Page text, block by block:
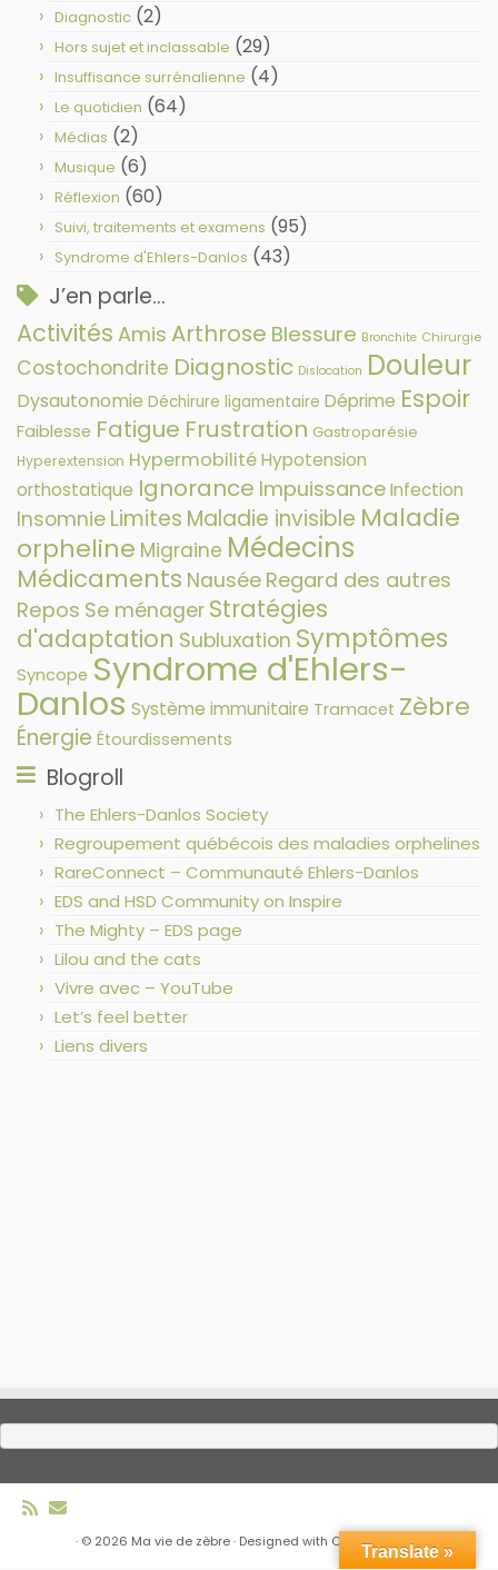
Diagnostic (2)
Hors sujet et inclassable (29)
Insuffisance surrénalienne (4)
Le quotidien (64)
Médias (2)
Musique (6)
Réflexion (60)
Suivi, traitements et examens (95)
Syndrome d'Ehlers-Danlos (43)
J’en parle…
Activités Amis Arthrose Blessure Bronchite Chirurgie
Costochondrite Diagnostic Dislocation Douleur
Dysautonomie Déchirure ligamentaire Déprime Espoir
Faiblesse Fatigue Frustration Gastroparésie
Hyperextension HypermobilitéHypotension
orthostatique Ignorance ImpuissanceInfection
Insomnie Limites Maladie invisible Maladie
orpheline Migraine Médecins
Médicaments Nausée Regard des autres
Repos Se ménager Stratégies
d'adaptation Subluxation Symptômes
Syncope Syndrome d'Ehlers-
Danlos Système immunitaire Tramacet Zèbre
Énergie Étourdissements
Blogroll
The Ehlers-Danlos Society
Regroupement québécois des maladies orphelines
RareConnect – Communauté Ehlers-Danlos
EDS and HSD Community on Inspire
The Mighty – EDS page
Lilou and the cats
Vivre avec – YouTube
Let’s feel better
Liens divers
· © 2026 Ma vie de zèbre· Designed with Customizr Pro
Translate »